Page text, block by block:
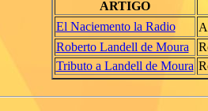
ARTIGO
El Naciemento la Radio
Roberto Landell de Moura
Tributo a Landell de Moura